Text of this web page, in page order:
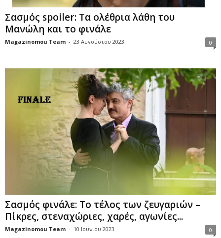
Σασμός spoiler: Τα ολέθρια λάθη του
Μανώλη και το φινάλε
Magazinomou Team - 23 Αυγούστου 2023 0
Σασμός φινάλε: To τέλος των ζευγαριών –
Πίκρες, στεναχώριες, χαρές, αγωνίες...
Magazinomou Team - 10 Ιουνίου 2023 0